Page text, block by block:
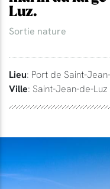
Luz.
Sortie nature
Lieu: Port de Saint-
Ville: Saint-Jean-de-Luz